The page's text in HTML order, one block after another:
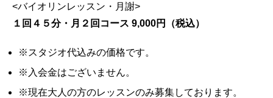
教
室
<バイオリンレッスン・月謝>
１回４５分・月２回コース 9,000円（税込）
※スタジオ代込みの価格です。
※入会金はございません。
※現在大人の方のレッスンのみ募集しております。